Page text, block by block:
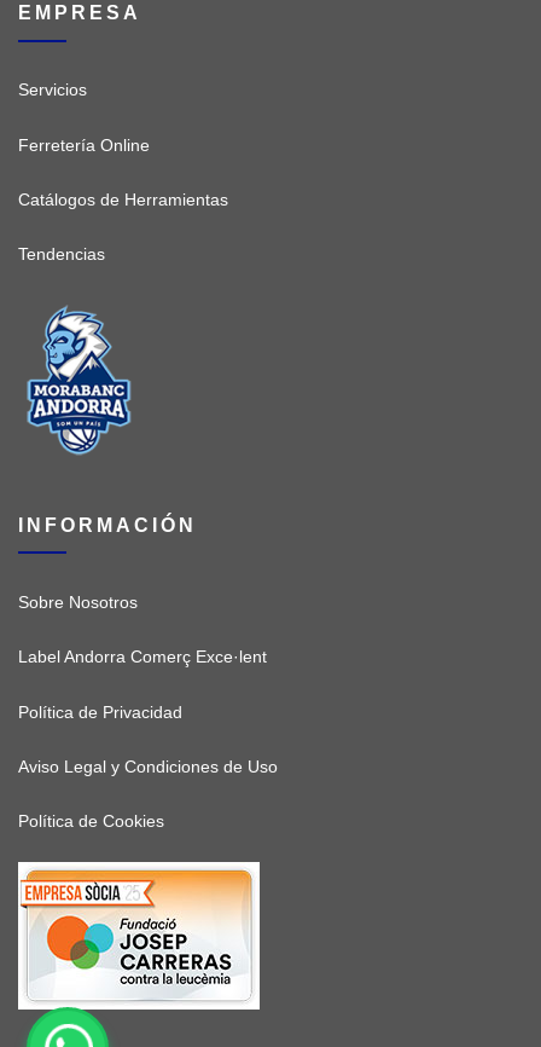
EMPRESA
Servicios
Ferretería Online
Catálogos de Herramientas
Tendencias
INFORMACIÓN
Sobre Nosotros
Label Andorra Comerç Exce·lent
Política de Privacidad
Aviso Legal y Condiciones de Uso
Política de Cookies